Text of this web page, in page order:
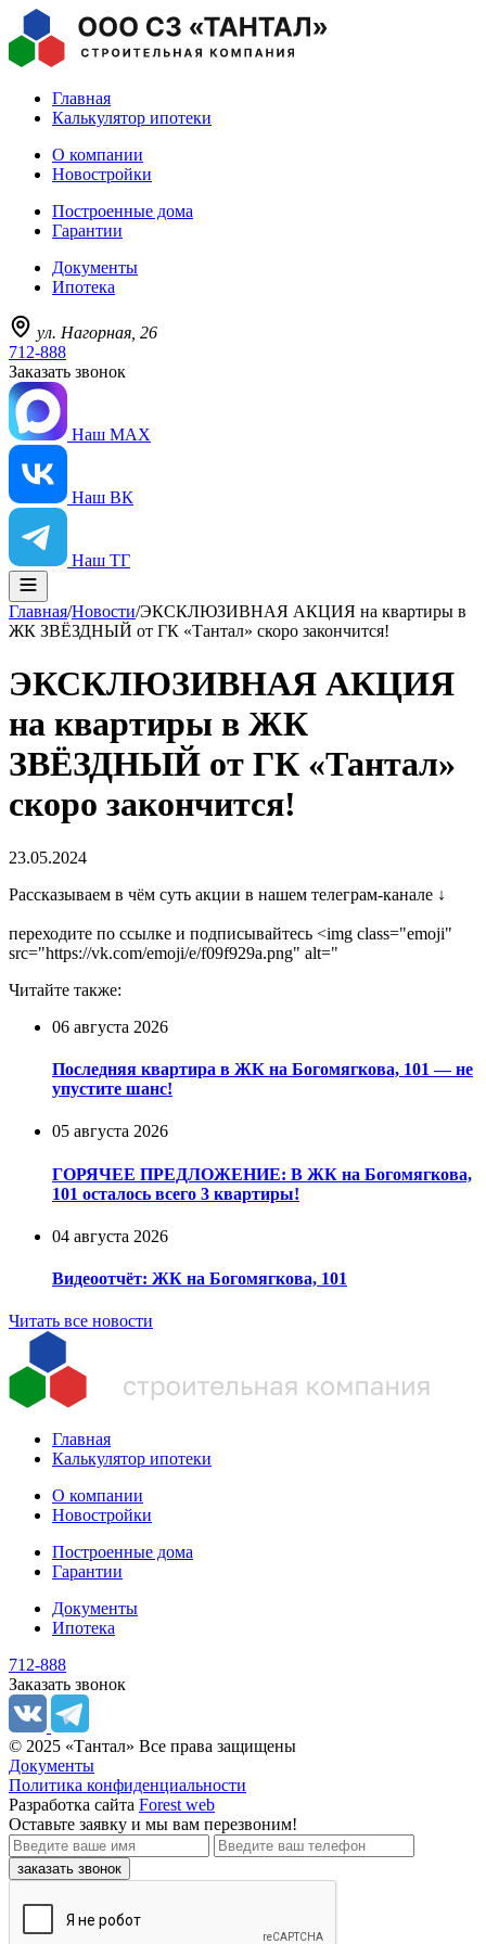
Главная
Калькулятор ипотеки
О компании
Новостройки
Построенные дома
Гарантии
Документы
Ипотека
ул. Нагорная, 26
712-888
Заказать звонок
Наш MAX
Наш ВК
Наш ТГ
Главная/Новости/ЭКСКЛЮЗИВНАЯ АКЦИЯ на квартиры в
ЖК ЗВЁЗДНЫЙ от ГК «Тантал» скоро закончится!
ЭКСКЛЮЗИВНАЯ АКЦИЯ
на квартиры в ЖК
ЗВЁЗДНЫЙ от ГК «Тантал»
скоро закончится!
23.05.2024
Рассказываем в чём суть акции в нашем телеграм-канале ↓
переходите по ссылке и подписывайтесь <img class="emoji"
src="https://vk.com/emoji/e/f09f929a.png" alt="
Читайте также:
06 августа 2026
Последняя квартира в ЖК на Богомягкова, 101 — не
упустите шанс!
05 августа 2026
ГОРЯЧЕЕ ПРЕДЛОЖЕНИЕ: В ЖК на Богомягкова,
101 осталось всего 3 квартиры!
04 августа 2026
Видеоотчёт: ЖК на Богомягкова, 101
Читать все новости
Главная
Калькулятор ипотеки
О компании
Новостройки
Построенные дома
Гарантии
Документы
Ипотека
712-888
Заказать звонок
© 2025 «Тантал» Все права защищены
Документы
Политика конфиденциальности
Разработка сайта Forest web
Оставьте заявку и мы вам перезвоним!
заказать звонок